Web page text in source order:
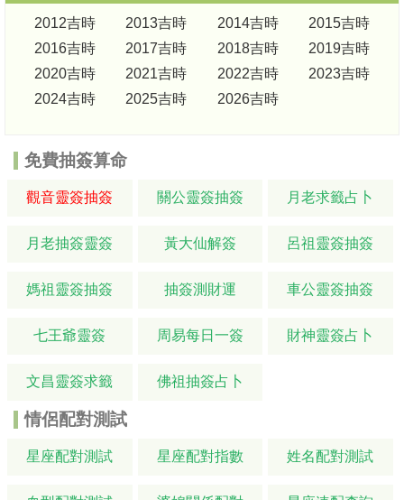
2012吉時 2013吉時 2014吉時
2015吉時
2016吉時
2017吉時 2018吉時
2019吉時
2020吉時
2021吉時 2022吉時
2023吉時
2024吉時
2025吉時 2026吉時
免費抽簽算命
觀音靈簽抽簽 關公靈簽抽簽 月老求籤占卜
月老抽簽靈簽 黃大仙解簽 呂祖靈簽抽簽
媽祖靈簽抽簽 抽簽測財運 車公靈簽抽簽
七王爺靈簽 周易每日一簽 財神靈簽占卜
文昌靈簽求籤 佛祖抽簽占卜
情侶配對測試
星座配對測試 星座配對指數 姓名配對測試